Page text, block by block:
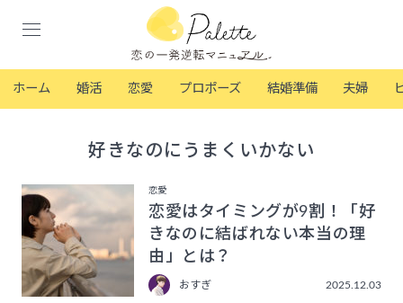
ホーム 婚活 恋愛 プロポーズ 結婚準備 夫婦
好きなのにうまくいかない
恋愛
恋愛はタイミングが9割！「好
きなのに結ばれない本当の理
由」とは？
おすぎ 2025.12.03